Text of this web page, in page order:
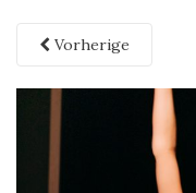
Vorherige